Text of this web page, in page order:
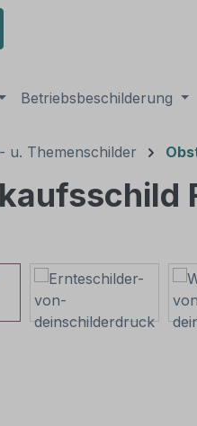
Betriebsbeschilderung
u. Themenschilder